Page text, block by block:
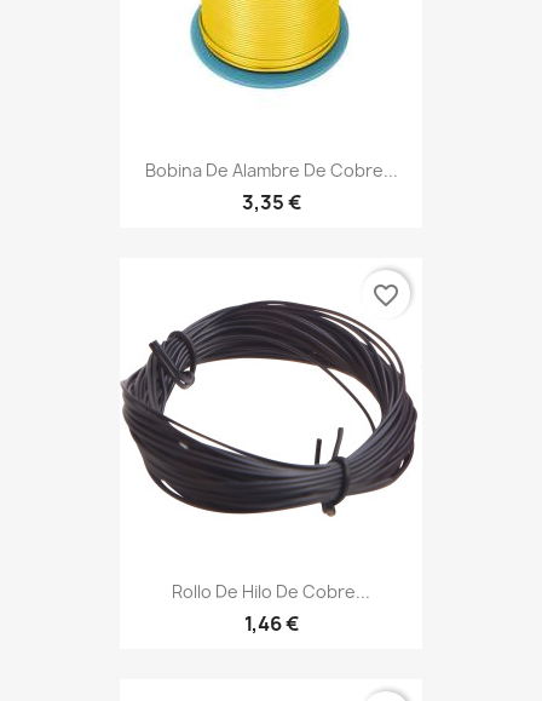
Bobina De Alambre De Cobre...
3,35 €
Rollo De Hilo De Cobre...
1,46 €
favorite_border